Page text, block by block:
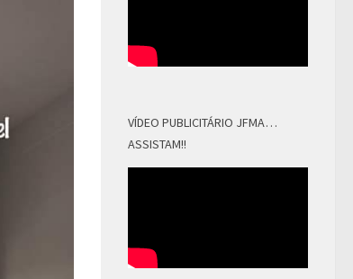
VÍDEO PUBLICITÁRIO JFMA…
ASSISTAM!!